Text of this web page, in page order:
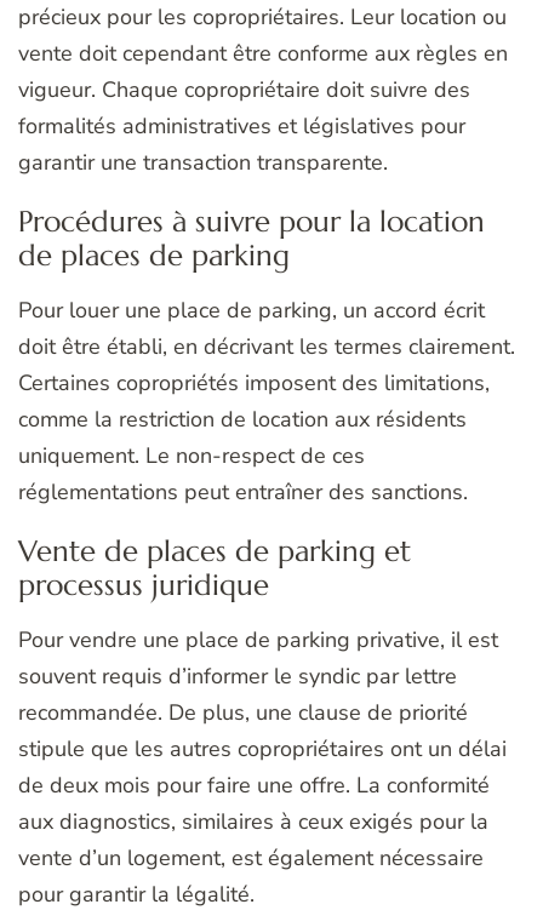
précieux pour les copropriétaires. Leur location ou
vente doit cependant être conforme aux règles en
vigueur. Chaque copropriétaire doit suivre des
formalités administratives et législatives pour
garantir une transaction transparente.
Procédures à suivre pour la location
de places de parking
Pour louer une place de parking, un accord écrit
doit être établi, en décrivant les termes clairement.
Certaines copropriétés imposent des limitations,
comme la restriction de location aux résidents
uniquement. Le non-respect de ces
réglementations peut entraîner des sanctions.
Vente de places de parking et
processus juridique
Pour vendre une place de parking privative, il est
souvent requis d’informer le syndic par lettre
recommandée. De plus, une clause de priorité
stipule que les autres copropriétaires ont un délai
de deux mois pour faire une offre. La conformité
aux diagnostics, similaires à ceux exigés pour la
vente d’un logement, est également nécessaire
pour garantir la légalité.